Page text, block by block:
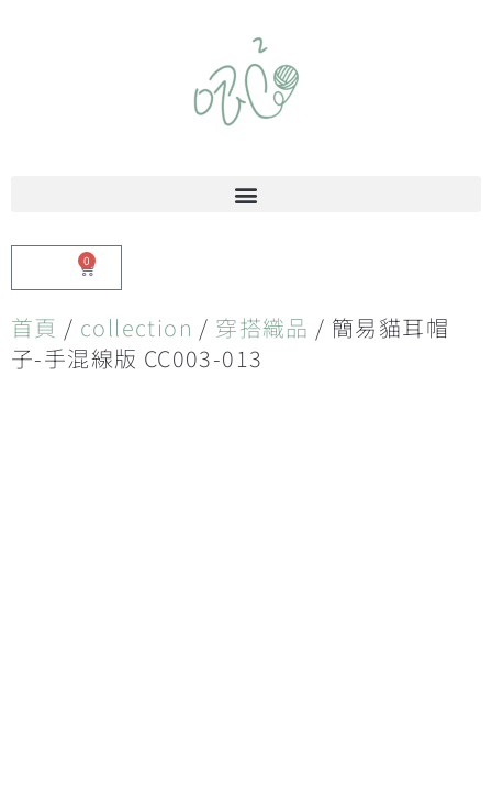
0
首頁 / collection / 穿搭織品 / 簡易貓耳帽
子-手混線版 CC003-013